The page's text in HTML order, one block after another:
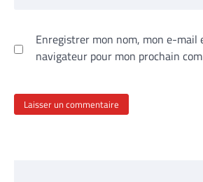
Enregistrer mon nom, mon e-mail
navigateur pour mon prochain